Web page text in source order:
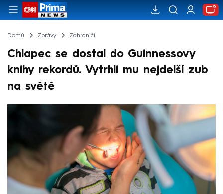
Domů Zprávy Zahraničí
Chlapec se dostal do Guinnessovy
knihy rekordů. Vytrhli mu nejdelší zub
na světě